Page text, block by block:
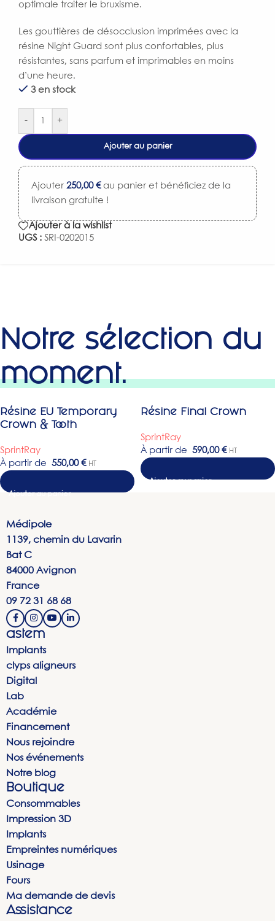
optimale traiter le bruxisme.
Les gouttières de désocclusion imprimées avec la
résine Night Guard sont plus confortables, plus
résistantes, sans parfum et imprimables en moins
d’une heure.
3 en stock
- +
Ajouter au panier
Ajouter 250,00 €au panier et bénéficiez de la
livraison gratuite !
Ajouter à la wishlist
UGS : SRI-0202015
Notre sélection du
moment.
Résine EU Temporary
Crown & Tooth
SprintRay
À partir de
550,00 € HT
Choix des options
Résine Final Crown
SprintRay
À partir de
590,00 € HT
Médipole
1139, chemin du Lavarin
Bat C
84000 Avignon
France
09 72 31 68 68
astem
Implants
clyps aligneurs
Digital
Lab
Académie
Financement
Nous rejoindre
Nos événements
Notre blog
Boutique
Consommables
Impression 3D
Implants
Empreintes numériques
Usinage
Fours
Ma demande de devis
Assistance